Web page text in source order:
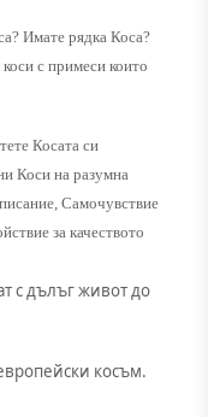
Имате рядка Коса?
с примеси които
Косата си
Коси на разумна
Самочувствие
за качеството
с дълъг живот до
косъм.